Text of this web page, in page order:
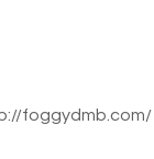
foggydmb.com/